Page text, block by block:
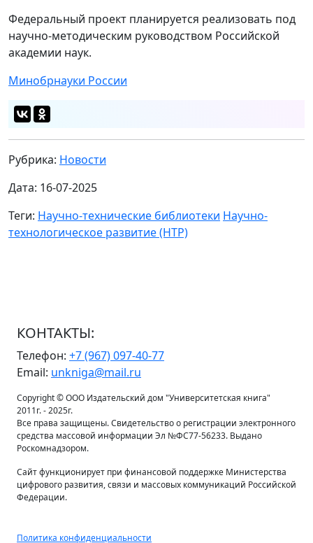
Федеральный проект планируется реализовать под
научно-методическим руководством Российской
академии наук.
Минобрнауки России
Рубрика: Новости
Дата: 16-07-2025
Теги: Научно-технические библиотеки Научно-
технологическое развитие (НТР)
КОНТАКТЫ:
Телефон: +7 (967) 097-40-77
Email: unkniga@mail.ru
Copyright © ООО Издательский дом "Университетская книга"
2011г. - 2025г.
Все права защищены. Свидетельство о регистрации электронного
средства массовой информации Эл №ФС77-56233. Выдано
Роскомнадзором.
Сайт функционирует при финансовой поддержке Министерства
цифрового развития, связи и массовых коммуникаций Российской
Федерации.
Политика конфиденциальности